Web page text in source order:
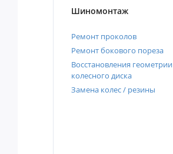
Шиномонтаж
Ремонт проколов
Ремонт бокового пореза
Восстановления геометрии
колесного диска
Замена колес / резины